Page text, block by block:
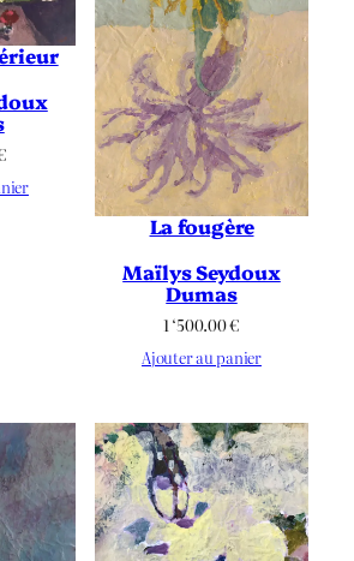
La fougère
Maïlys Seydoux
Dumas
1 ‘500.00€
Ajouter au panier